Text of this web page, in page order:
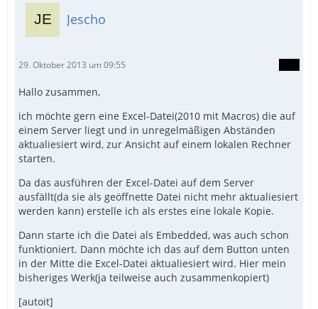
Jescho
29. Oktober 2013 um 09:55
Hallo zusammen,
ich möchte gern eine Excel-Datei(2010 mit Macros) die auf
einem Server liegt und in unregelmäßigen Abständen
aktualiesiert wird, zur Ansicht auf einem lokalen Rechner
starten.
Da das ausführen der Excel-Datei auf dem Server
ausfällt(da sie als geöffnette Datei nicht mehr aktualiesiert
werden kann) erstelle ich als erstes eine lokale Kopie.
Dann starte ich die Datei als Embedded, was auch schon
funktioniert. Dann möchte ich das auf dem Button unten
in der Mitte die Excel-Datei aktualiesiert wird. Hier mein
bisheriges Werk(ja teilweise auch zusammenkopiert)
[autoit]